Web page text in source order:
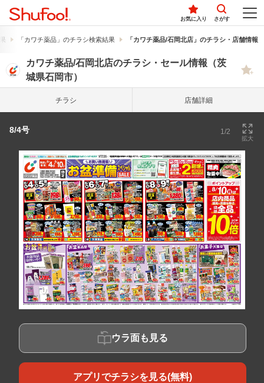
お気に入り さがす
「カワチ薬品」のチラシ検索結果 「カワチ薬品/石岡北店」のチラシ・店舗情報
カワチ薬品/石岡北店のチラシ・セール情報（茨
城県石岡市）
チラシ 店舗詳細
8/4号 1/2
拡大
ウラ面も見る
アプリでチラシを見る(無料)